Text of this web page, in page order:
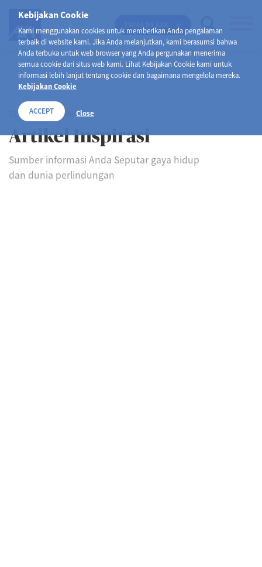
Kebijakan Cookie
Kami menggunakan cookies untuk memberikan Anda pengalaman
terbaik di website kami. Jika Anda melanjutkan, kami berasumsi bahwa
Anda terbuka untuk web browser yang Anda pergunakan menerima
semua cookie dari situs web kami. Lihat Kebijakan Cookie kami untuk
informasi lebih lanjut tentang cookie dan bagaimana mengelola mereka.
Kebijakan Cookie
ACCEPT Close
SELAMAT DATANG DI
Artikel Inspirasi
Sumber informasi Anda Seputar gaya hidup
dan dunia perlindungan